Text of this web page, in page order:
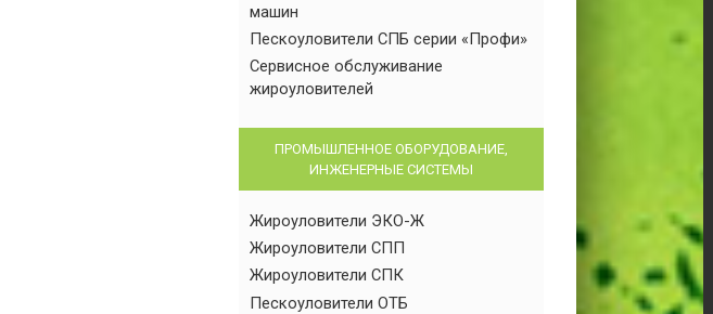
машин
Пескоуловители СПБ серии «Профи»
Сервисное обслуживание
жироуловителей
ПРОМЫШЛЕННОЕ ОБОРУДОВАНИЕ,
ИНЖЕНЕРНЫЕ СИСТЕМЫ
Жироуловители ЭКО-Ж
Жироуловители СПП
Жироуловители СПК
Пескоуловители ОТБ